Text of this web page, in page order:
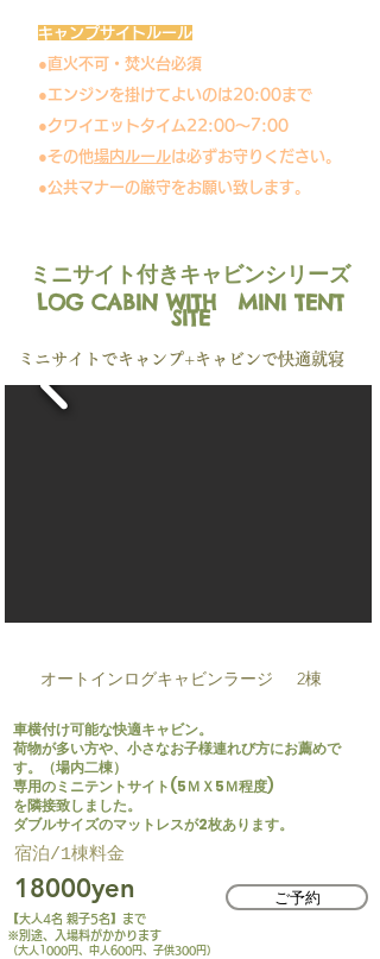
キャンプサイトルール
●直火不可・焚火台必須
​●エンジンを掛けてよいのは20:00まで
​●クワイエットタイム22:00～7:00
●その他場内ルールは必ずお守りください。
​●公共マナーの厳守をお願い致します。
ミニサイト付きキャビンシリーズ
LOG CABIN WITH MINI TENT
SITE
​オートインログキャビンラージ ​2棟
車横付け可能な快適キャビン。
荷物が多い方や、小さなお子様連れび方にお薦めで
す。（場内二棟）
専用のミニテントサイト(5ＭＸ5Ｍ程度)
を隣接致しました。
​ダブルサイズのマットレスが2枚あります。
​宿泊/1棟料金​
18000yen
【大人4名 親子5名】まで
※別途、入場料がかかります
（大人1000円、中人600円、子供300円）
ご予約
​ミニサイトでキャンプ+キャビンで快適就寝